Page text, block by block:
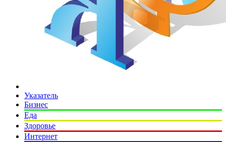
Указатель
Бизнес
Еда
Здоровье
Интернет